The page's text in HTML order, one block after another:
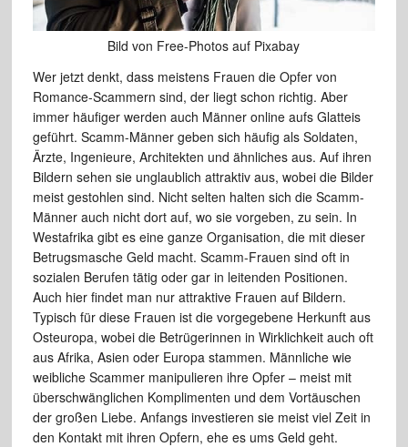
Bild von Free-Photos auf Pixabay
Wer jetzt denkt, dass meistens Frauen die Opfer von
Romance-Scammern sind, der liegt schon richtig. Aber
immer häufiger werden auch Männer online aufs Glatteis
geführt. Scamm-Männer geben sich häufig als Soldaten,
Ärzte, Ingenieure, Architekten und ähnliches aus. Auf ihren
Bildern sehen sie unglaublich attraktiv aus, wobei die Bilder
meist gestohlen sind. Nicht selten halten sich die Scamm-
Männer auch nicht dort auf, wo sie vorgeben, zu sein. In
Westafrika gibt es eine ganze Organisation, die mit dieser
Betrugsmasche Geld macht. Scamm-Frauen sind oft in
sozialen Berufen tätig oder gar in leitenden Positionen.
Auch hier findet man nur attraktive Frauen auf Bildern.
Typisch für diese Frauen ist die vorgegebene Herkunft aus
Osteuropa, wobei die Betrügerinnen in Wirklichkeit auch oft
aus Afrika, Asien oder Europa stammen. Männliche wie
weibliche Scammer manipulieren ihre Opfer – meist mit
überschwänglichen Komplimenten und dem Vortäuschen
der großen Liebe. Anfangs investieren sie meist viel Zeit in
den Kontakt mit ihren Opfern, ehe es ums Geld geht.